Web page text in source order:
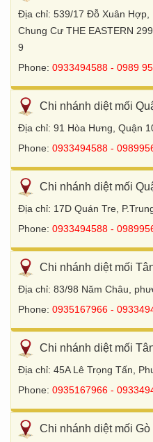
Địa chỉ: 539/17 Đỗ Xuân Hợp,
Chung Cư THE EASTERN
9
Phone: 0933494588 - 0989
Chi nhánh diệt mối
Địa chỉ: 91 Hòa Hưng, Quận
Phone: 0933494588 -
Chi nhánh diệt mối
Địa chỉ: 17D Quán Tre,
Phone: 0933494588 -
Chi nhánh diệt mối
Địa chỉ: 83/98 Năm Châu,
Phone: 0935167966 -
Chi nhánh diệt mối
Địa chỉ: 45A Lê Trọng Tấn,
Phone: 0935167966 -
Chi nhánh diệt mối Gò